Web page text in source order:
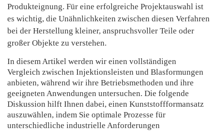
Produkteignung. Für eine erfolgreiche Projektauswahl ist
es wichtig, die Unähnlichkeiten zwischen diesen Verfahren
bei der Herstellung kleiner, anspruchsvoller Teile oder
großer Objekte zu verstehen.
In diesem Artikel werden wir einen vollständigen
Vergleich zwischen Injektionsleisten und Blasformungen
anbieten, während wir ihre Betriebsmethoden und ihre
geeigneten Anwendungen untersuchen. Die folgende
Diskussion hilft Ihnen dabei, einen Kunststoffformansatz
auszuwählen, indem Sie optimale Prozesse für
unterschiedliche industrielle Anforderungen